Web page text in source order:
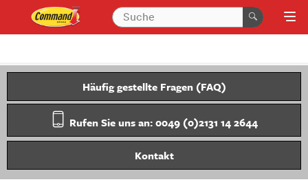
Häufig gestellte Fragen (FAQ)
Rufen Sie uns an: 0049 (0)2131 14 2644
Kontakt